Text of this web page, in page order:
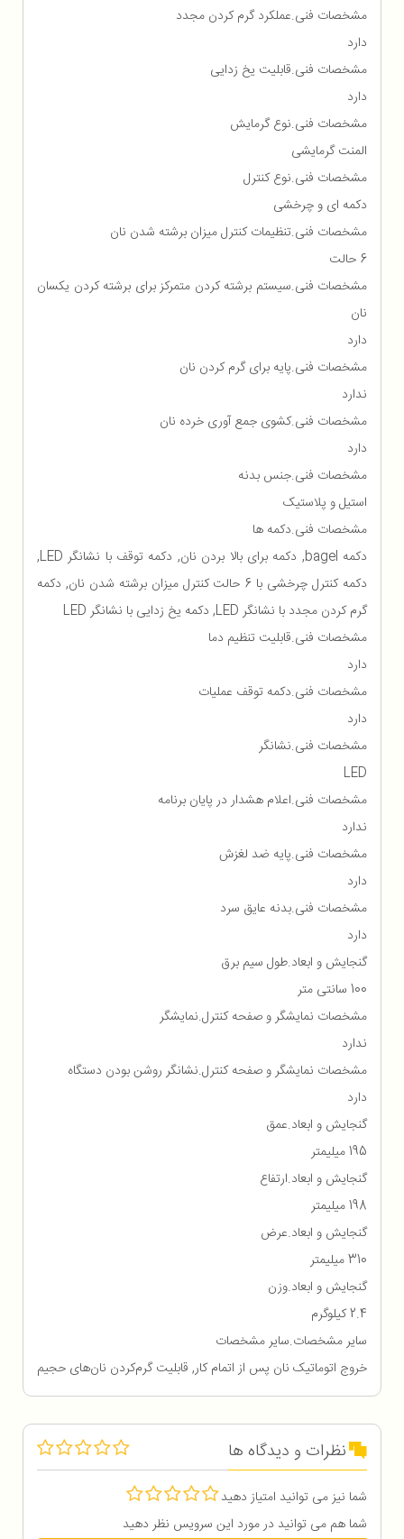
مشخصات فنی.عملکرد گرم کردن مجدد
دارد
مشخصات فنی.قابلیت یخ زدایی
دارد
مشخصات فنی.نوع گرمایش
المنت گرمایشی
مشخصات فنی.نوع کنترل
دکمه ای و چرخشی
مشخصات فنی.تنظیمات کنترل میزان برشته شدن نان
6 حالت
مشخصات فنی.سیستم برشته کردن متمرکز برای برشته کردن یکسان
نان
دارد
مشخصات فنی.پایه برای گرم کردن نان
ندارد
مشخصات فنی.کشوی جمع آوری خرده نان
دارد
مشخصات فنی.جنس بدنه
استیل و پلاستیک
مشخصات فنی.دکمه ها
دکمه bagel, دکمه برای بالا بردن نان, دکمه توقف با نشانگر LED,
دکمه کنترل چرخشی با 6 حالت کنترل میزان برشته شدن نان, دکمه
گرم کردن مجدد با نشانگر LED, دکمه یخ زدایی با نشانگر LED
مشخصات فنی.قابلیت تنظیم دما
دارد
مشخصات فنی.دکمه توقف عملیات
دارد
مشخصات فنی.نشانگر
LED
مشخصات فنی.اعلام هشدار در پایان برنامه
ندارد
مشخصات فنی.پایه ضد لغزش
دارد
مشخصات فنی.بدنه عایق سرد
دارد
گنجایش و ابعاد.طول سیم برق
100 سانتی متر
مشخصات نمایشگر و صفحه کنترل.نمایشگر
ندارد
مشخصات نمایشگر و صفحه کنترل.نشانگر روشن بودن دستگاه
دارد
گنجایش و ابعاد.عمق
195 میلیمتر
گنجایش و ابعاد.ارتفاع
198 میلیمتر
گنجایش و ابعاد.عرض
310 میلیمتر
گنجایش و ابعاد.وزن
2.4 کیلوگرم
سایر مشخصات.سایر مشخصات
خروج اتوماتیک نان پس از اتمام کار, قابلیت گرم‌کردن نان‌های حجیم
نظرات و دیدگاه ها
شما نیز می توانید امتیاز دهید
شما هم می توانید در مورد این سرویس نظر دهید